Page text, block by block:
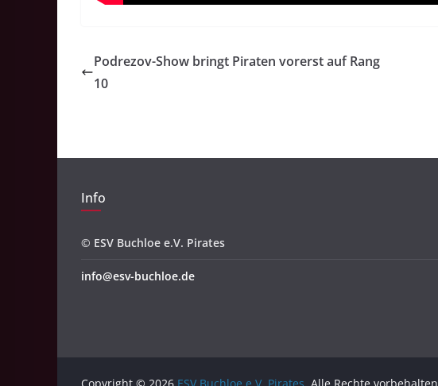
Podrezov-Show bringt Piraten vorerst auf Rang
10
Info
© ESV Buchloe e.V. Pirates
info@esv-buchloe.de